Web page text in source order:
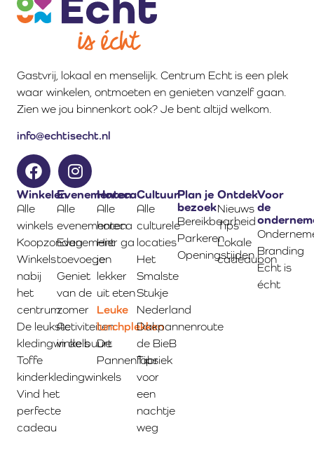
Gastvrij, lokaal en menselijk. Centrum Echt is een plek
waar winkelen, ontmoeten en genieten vanzelf gaan.
Zien we jou binnenkort ook? Je bent altijd welkom.
info@echtisecht.nl
Winkelen
Alle
winkels
Koopzondag
Winkels
nabij
het
centrum
De leukste
kledingwinkels
Toffe
kinderkledingwinkels
Vind het
perfecte
cadeau
Evenementen
Alle
evenementen
Evenement
toevoegen
Geniet
van de
zomer
Activiteiten
in de buurt
Horeca
Alle
horeca
Hier ga
je
lekker
uit eten
Leuke
lunchplekken
De
Pannenfabriek
Cultuur
Alle
culturele
locaties
Het
Smalste
Stukje
Nederland
Dakpannenroute
de BieB
Tips
voor
een
nachtje
weg
Plan je
bezoek
Bereikbaarheid
Parkeren
Openingstijden
Ontdek
Nieuws
Tips
Lokale
cadeaubon
Voor
de
Branding
Echt is
écht